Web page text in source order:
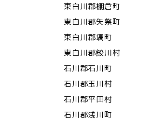
東白川郡棚倉町
東白川郡矢祭町
東白川郡塙町
東白川郡鮫川村
石川郡石川町
石川郡玉川村
石川郡平田村
石川郡浅川町